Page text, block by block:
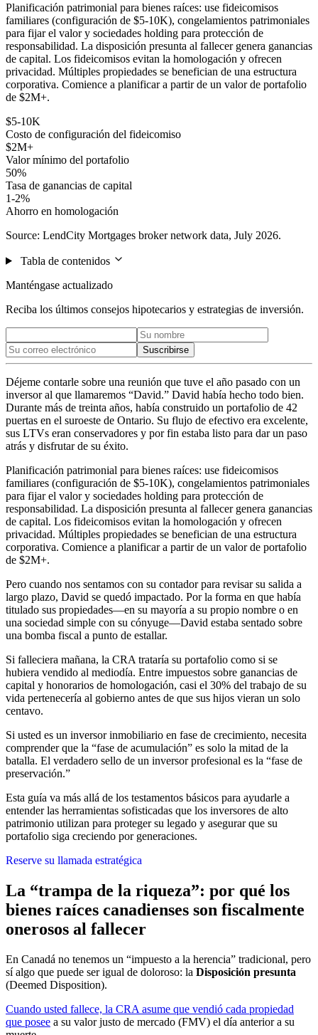
Planificación patrimonial para bienes raíces: use fideicomisos
familiares (configuración de $5-10K), congelamientos patrimoniales
para fijar el valor y sociedades holding para protección de
responsabilidad. La disposición presunta al fallecer genera ganancias
de capital. Los fideicomisos evitan la homologación y ofrecen
privacidad. Múltiples propiedades se benefician de una estructura
corporativa. Comience a planificar a partir de un valor de portafolio
de $2M+.
$5-10K
Costo de configuración del fideicomiso
$2M+
Valor mínimo del portafolio
50%
Tasa de ganancias de capital
1-2%
Ahorro en homologación
Source: LendCity Mortgages broker network data, July 2026.
Tabla de contenidos
Manténgase actualizado
Reciba los últimos consejos hipotecarios y estrategias de inversión.
Suscribirse
Déjeme contarle sobre una reunión que tuve el año pasado con un
inversor al que llamaremos “David.” David había hecho todo bien.
Durante más de treinta años, había construido un portafolio de 42
puertas en el suroeste de Ontario. Su flujo de efectivo era excelente,
sus LTVs eran conservadores y por fin estaba listo para dar un paso
atrás y disfrutar de su éxito.
Planificación patrimonial para bienes raíces: use fideicomisos
familiares (configuración de $5-10K), congelamientos patrimoniales
para fijar el valor y sociedades holding para protección de
responsabilidad. La disposición presunta al fallecer genera ganancias
de capital. Los fideicomisos evitan la homologación y ofrecen
privacidad. Múltiples propiedades se benefician de una estructura
corporativa. Comience a planificar a partir de un valor de portafolio
de $2M+.
Pero cuando nos sentamos con su contador para revisar su salida a
largo plazo, David se quedó impactado. Por la forma en que había
titulado sus propiedades—en su mayoría a su propio nombre o en
una sociedad simple con su cónyuge—David estaba sentado sobre
una bomba fiscal a punto de estallar.
Si falleciera mañana, la CRA trataría su portafolio como si se
hubiera vendido al mediodía. Entre impuestos sobre ganancias de
capital y honorarios de homologación, casi el 30% del trabajo de su
vida pertenecería al gobierno antes de que sus hijos vieran un solo
centavo.
Si usted es un inversor inmobiliario en fase de crecimiento, necesita
comprender que la “fase de acumulación” es solo la mitad de la
batalla. El verdadero sello de un inversor profesional es la “fase de
preservación.”
Esta guía va más allá de los testamentos básicos para ayudarle a
entender las herramientas sofisticadas que los inversores de alto
patrimonio utilizan para proteger su legado y asegurar que su
portafolio siga creciendo por generaciones.
Reserve su llamada estratégica
La “trampa de la riqueza”: por qué los
bienes raíces canadienses son fiscalmente
onerosos al fallecer
En Canadá no tenemos un “impuesto a la herencia” tradicional, pero
sí algo que puede ser igual de doloroso: la Disposición presunta
(Deemed Disposition).
Cuando usted fallece, la CRA asume que vendió cada propiedad
que posee a su valor justo de mercado (FMV) el día anterior a su